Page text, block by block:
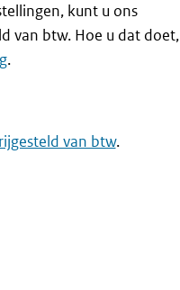
kunt u ons
van btw. Hoe u dat doet,
.
van btw.